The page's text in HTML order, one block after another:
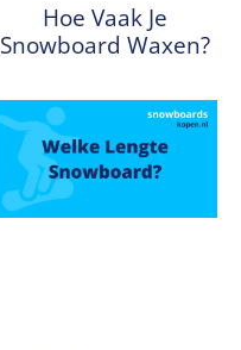
Hoe Vaak Je
Snowboard Waxen?